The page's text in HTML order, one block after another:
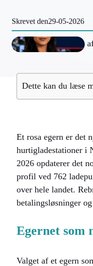
Skrevet den29-05-2026
Dette kan du læse
Et rosa egern er det
hurtigladestationer i
2026 opdaterer det
profil ved 762
over hele landet.
betalingsløsninger
Egernet som
Valget af et egern